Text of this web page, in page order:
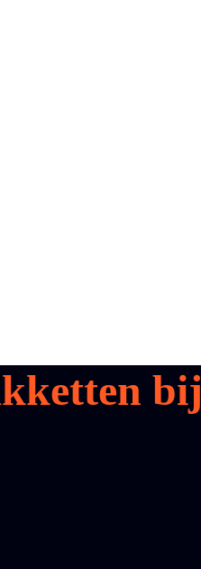
bij